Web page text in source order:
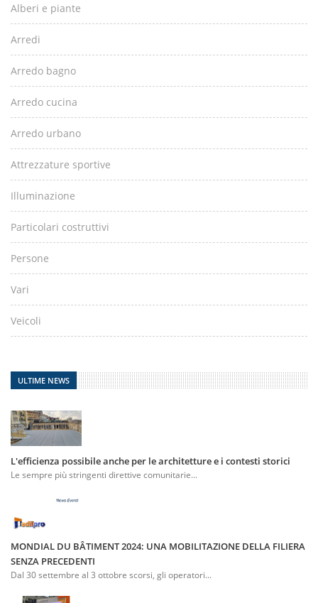
Alberi e piante
Arredi
Arredo bagno
Arredo cucina
Arredo urbano
Attrezzature sportive
Illuminazione
Particolari costruttivi
Persone
Vari
Veicoli
ULTIME NEWS
L'efficienza possibile anche per le architetture e i contesti storici
Le sempre più stringenti direttive comunitarie...
MONDIAL DU BÂTIMENT 2024: UNA MOBILITAZIONE DELLA FILIERA
SENZA PRECEDENTI
Dal 30 settembre al 3 ottobre scorsi, gli operatori...